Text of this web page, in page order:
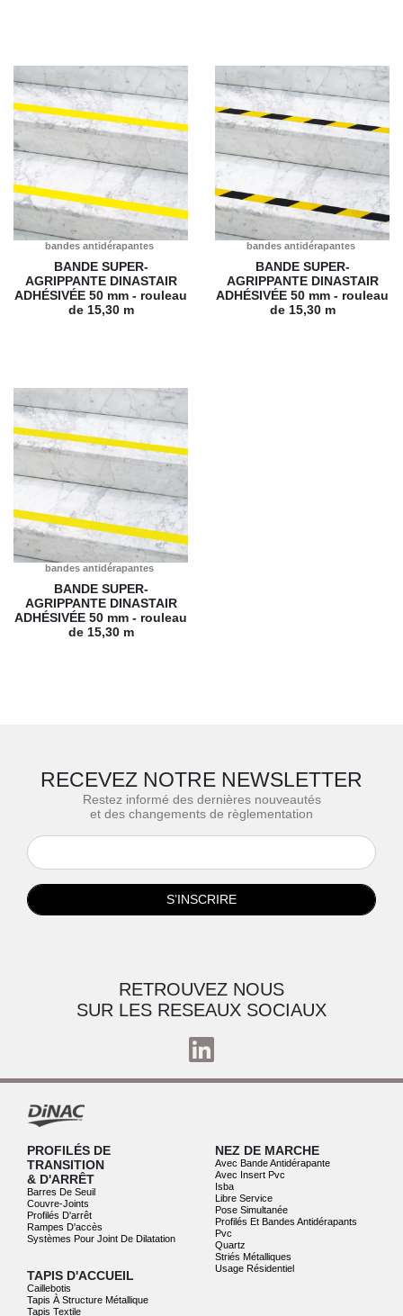
bandes antidérapantes
BANDE SUPER-
AGRIPPANTE DINASTAIR
ADHÉSIVÉE 50 mm - rouleau
de 15,30 m
bandes antidérapantes
BANDE SUPER-
AGRIPPANTE DINASTAIR
ADHÉSIVÉE 50 mm - rouleau
de 15,30 m
bandes antidérapantes
BANDE SUPER-
AGRIPPANTE DINASTAIR
ADHÉSIVÉE 50 mm - rouleau
de 15,30 m
RECEVEZ NOTRE NEWSLETTER
Restez informé des dernières nouveautés
et des changements de règlementation
S’INSCRIRE
RETROUVEZ NOUS
SUR LES RESEAUX SOCIAUX
PROFILÉS DE
TRANSITION
& D'ARRÊT
Barres De Seuil
Couvre-Joints
Profilés D'arrêt
Rampes D'accès
Systèmes Pour Joint De Dilatation
TAPIS D'ACCUEIL
Caillebotis
Tapis À Structure Métallique
Tapis Textile
NEZ DE MARCHE
Avec Bande Antidérapante
Avec Insert Pvc
Isba
Libre Service
Pose Simultanée
Profilés Et Bandes Antidérapants
Pvc
Quartz
Striés Métalliques
Usage Résidentiel